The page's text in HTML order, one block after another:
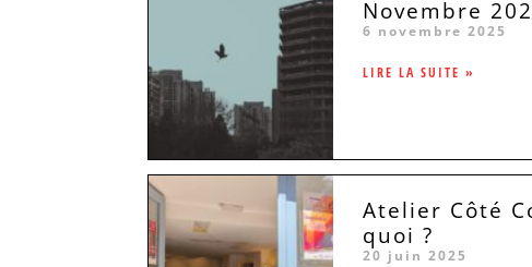
Novembre
6 novembre 2025
LIRE LA SUITE »
Atelier Côté
quoi ?
20 juin 2025